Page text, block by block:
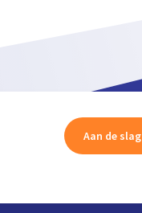
Aan de slag